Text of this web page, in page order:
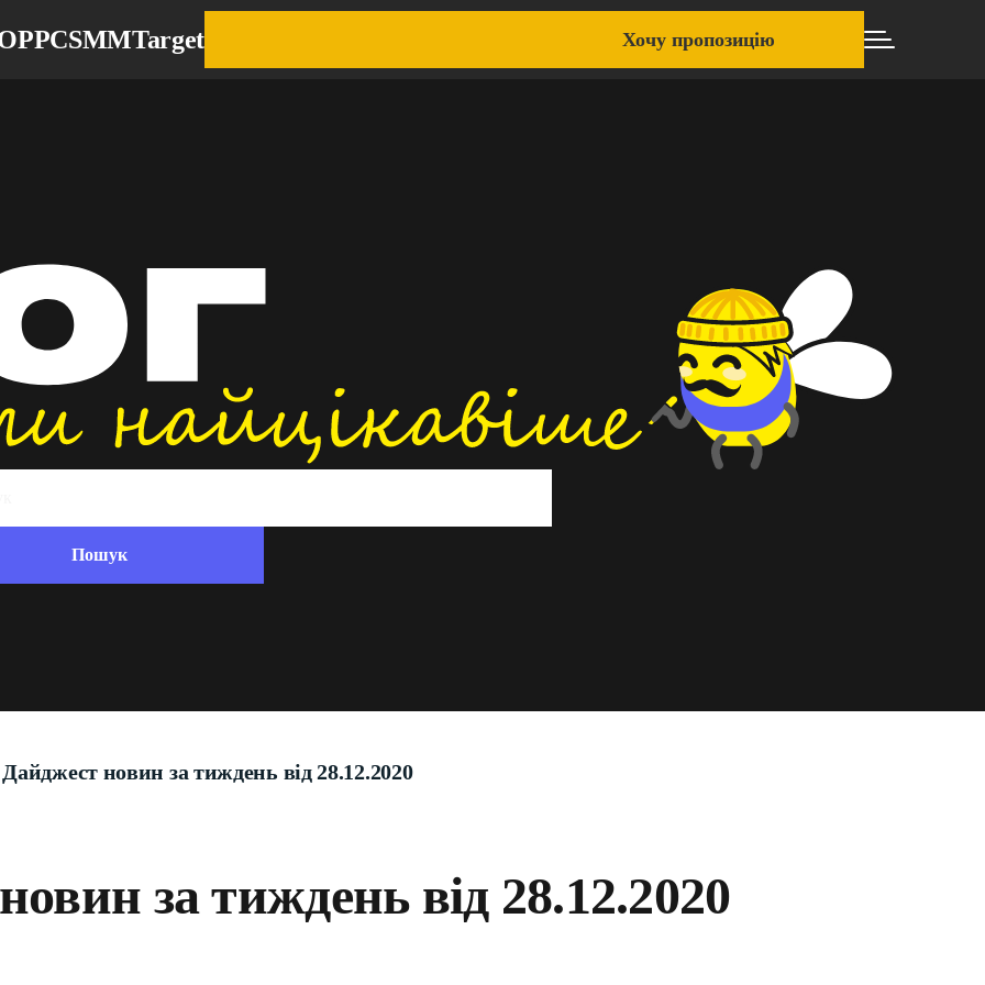
PPCSMMTarget Хочу пропозицію
Дайджест новин за тиждень від 28.12.2020
за тиждень від 28.12.2020